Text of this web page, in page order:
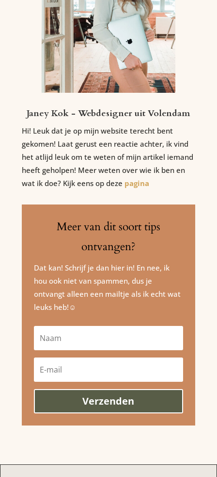
Janey Kok - Webdesigner uit Volendam
Hi! Leuk dat je op mijn website terecht bent
gekomen! Laat gerust een reactie achter, ik vind
het atlijd leuk om te weten of mijn artikel iemand
heeft geholpen! Meer weten over wie ik ben en
wat ik doe? Kijk eens op deze pagina
Meer van dit soort tips
ontvangen?
Dat kan! Schrijf je dan hier in! En nee, ik
hou ook niet van spammen, dus je
ontvangt alleen een mailtje als ik echt wat
leuks heb!☺️
Verzenden